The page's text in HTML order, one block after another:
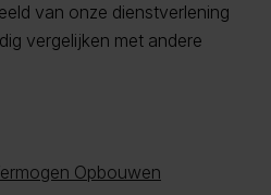
van onze dienstverlening
vergelijken met andere
Opbouwen